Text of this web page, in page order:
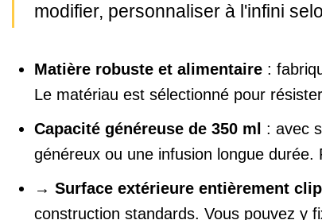
modifier, personnaliser à l'infini
Matière robuste et alimentaire :
Le matériau est sélectionné pour
Capacité généreuse de 350 ml
: avec
généreux ou une infusion longue
→ Surface extérieure entièrement
construction standards. Vous pouvez y